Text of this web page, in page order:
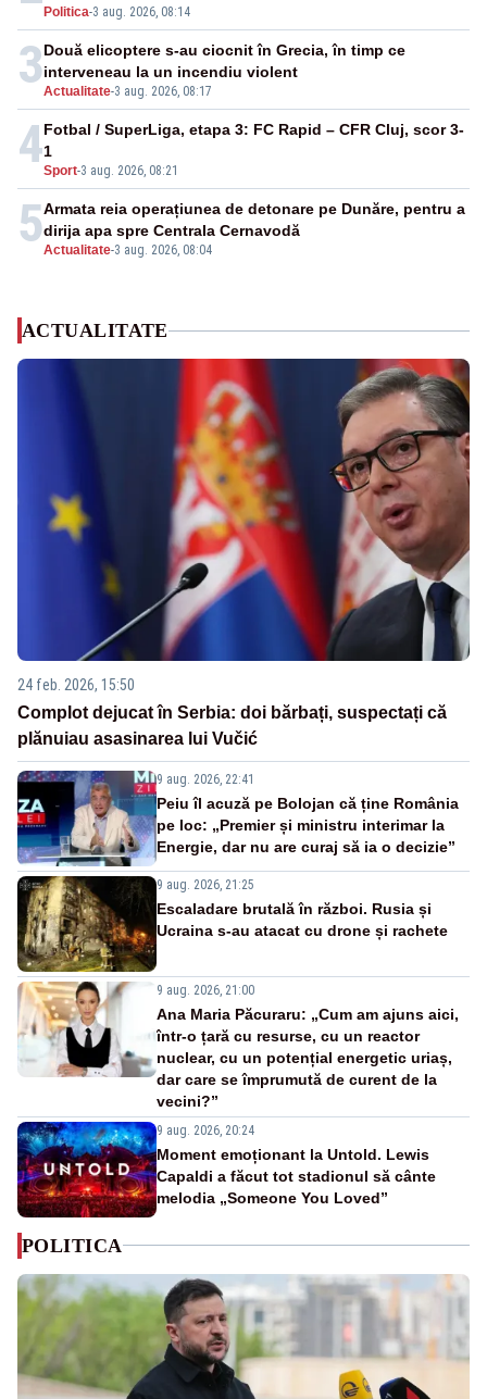
Politica-3 aug. 2026, 08:14
3Actualitate-3 aug. 2026, 08:17
Două elicoptere s-au ciocnit în Grecia, în timp ce
interveneau la un incendiu violent
4Sport-3 aug. 2026, 08:21
Fotbal / SuperLiga, etapa 3: FC Rapid – CFR Cluj, scor 3-
1
5Actualitate-3 aug. 2026, 08:04
Armata reia operațiunea de detonare pe Dunăre, pentru a
dirija apa spre Centrala Cernavodă
ACTUALITATE
24 feb. 2026, 15:50
Complot dejucat în Serbia: doi bărbați, suspectați că
plănuiau asasinarea lui Vučić
9 aug. 2026, 22:41
Peiu îl acuză pe Bolojan că ține România
pe loc: „Premier și ministru interimar la
Energie, dar nu are curaj să ia o decizie”
9 aug. 2026, 21:25
Escaladare brutală în război. Rusia și
Ucraina s-au atacat cu drone și rachete
9 aug. 2026, 21:00
Ana Maria Păcuraru: „Cum am ajuns aici,
într-o țară cu resurse, cu un reactor
nuclear, cu un potențial energetic uriaș,
dar care se împrumută de curent de la
vecini?”
9 aug. 2026, 20:24
Moment emoționant la Untold. Lewis
Capaldi a făcut tot stadionul să cânte
melodia „Someone You Loved”
POLITICA